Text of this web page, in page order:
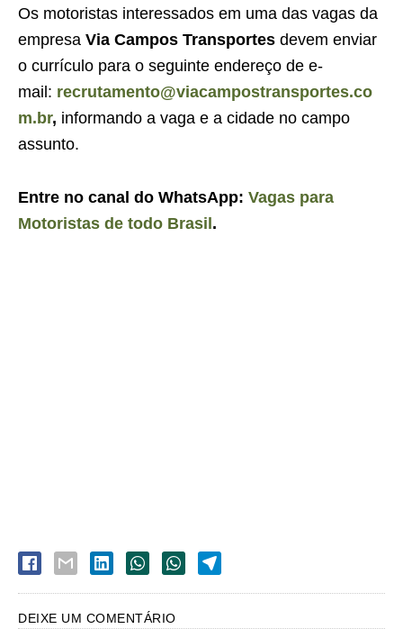
Os motoristas interessados em uma das vagas da
empresa Via Campos Transportes devem enviar
o currículo para o seguinte endereço de e-
mail: recrutamento@viacampostransportes.co
m.br, informando a vaga e a cidade no campo
assunto.
Entre no canal do WhatsApp: Vagas para
Motoristas de todo Brasil.
DEIXE UM COMENTÁRIO